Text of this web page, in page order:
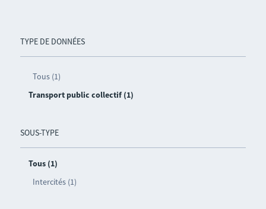
TYPE DE DONNÉES
Tous (1)
Transport public collectif (1)
SOUS-TYPE
Tous (1)
Intercités (1)